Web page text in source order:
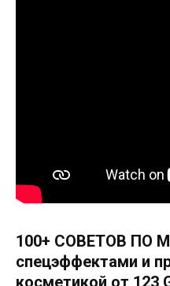
100+ СОВЕТОВ ПО
спецэффектами и
косметикой от 123